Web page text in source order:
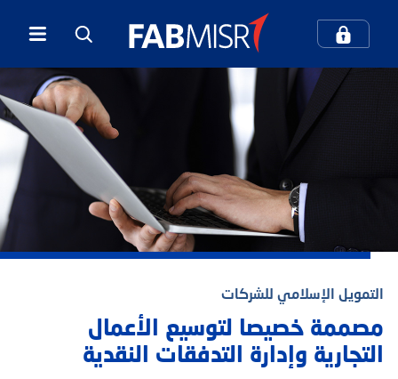
كيف يمكننا مساعدتك؟
مركز الاتصال والدعم بطاقات الائتمان
التمويل الإسلامي للشركات
مصممة خصيصا لتوسيع الأعمال
التجارية وإدارة التدفقات النقدية